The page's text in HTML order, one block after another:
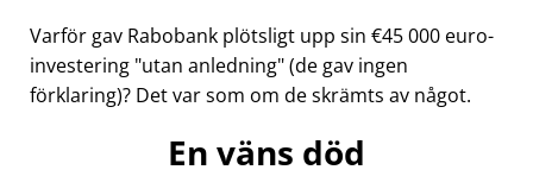
Varför gav Rabobank plötsligt upp sin €45 000 euro-
investering utan anledning (de gav ingen
förklaring)? Det var som om de skrämts av något.
En väns död